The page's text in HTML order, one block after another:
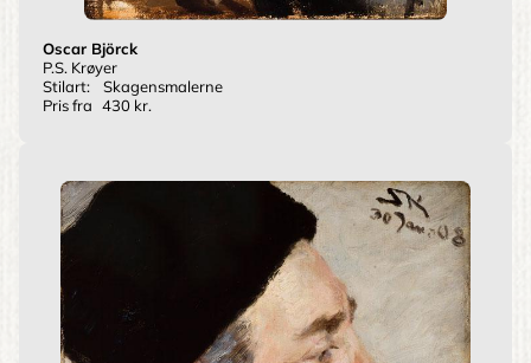
Oscar Björck
P.S. Krøyer
Stilart:
Skagensmalerne
Pris fra 430 kr.